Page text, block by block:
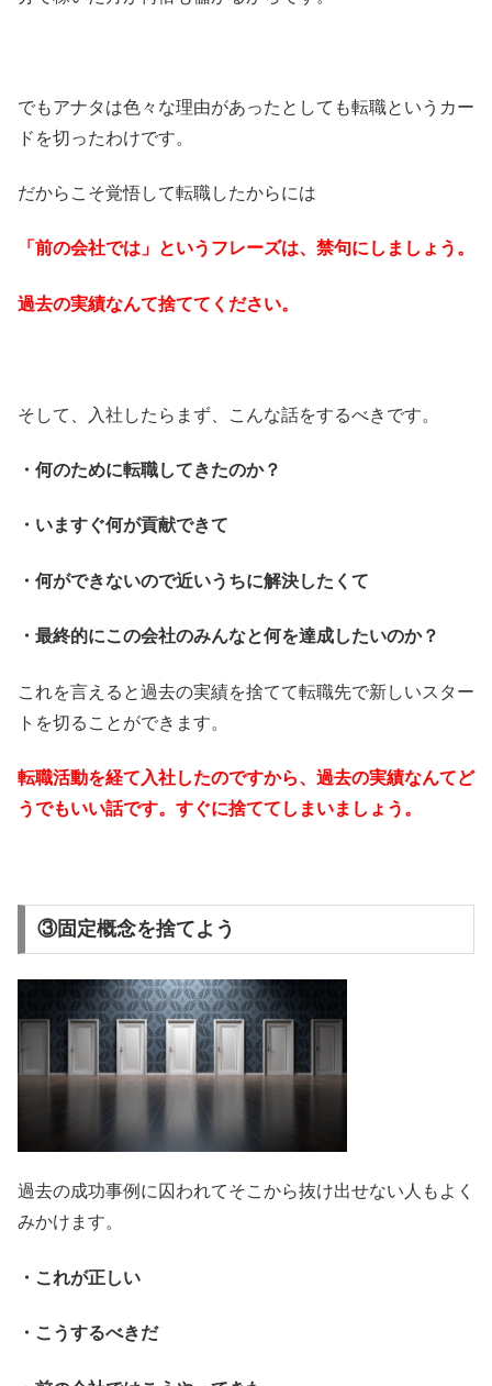
でもアナタは色々な理由があったとしても転職というカー
ドを切ったわけです。
だからこそ覚悟して転職したからには
「前の会社では」というフレーズは、禁句にしましょう。
過去の実績なんて捨ててください。
そして、入社したらまず、こんな話をするべきです。
・何のために転職してきたのか？
・いますぐ何が貢献できて
・何ができないので近いうちに解決したくて
・最終的にこの会社のみんなと何を達成したいのか？
これを言えると過去の実績を捨てて転職先で新しいスター
トを切ることができます。
転職活動を経て入社したのですから、過去の実績なんてど
うでもいい話です。すぐに捨ててしまいましょう。
③固定概念を捨てよう
過去の成功事例に囚われてそこから抜け出せない人もよく
みかけます。
・これが正しい
・こうするべきだ